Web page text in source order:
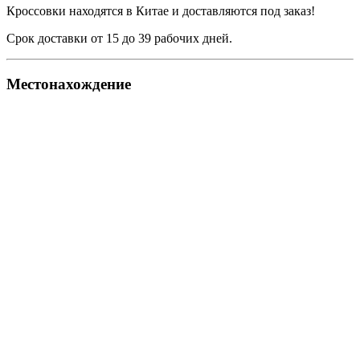
Кроссовки находятся в Китае и доставляются под заказ!
Срок доставки от 15 до 39 рабочих дней.
Местонахождение